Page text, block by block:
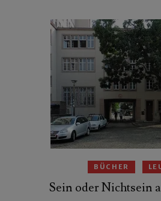
BÜCHER
Sein oder Nichtsein